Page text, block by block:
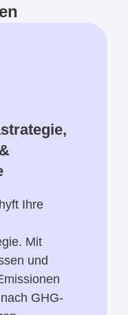
Ihre
Mit
und
GHG-